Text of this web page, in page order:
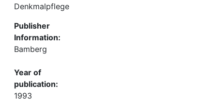
Denkmalpflege
Publisher
Information:
Bamberg
Year of
publication:
1993